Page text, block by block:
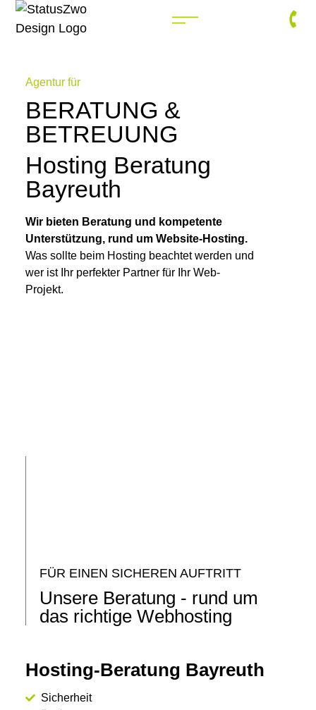
Agentur für
BERATUNG &
BETREUUNG
Hosting Beratung
Bayreuth
Wir bieten Beratung und kompetente
Unterstützung, rund um Website-Hosting.
Was sollte beim Hosting beachtet werden und
wer ist Ihr perfekter Partner für Ihr Web-
Projekt.
FÜR EINEN SICHEREN AUFTRITT
Unsere Beratung - rund um
das richtige Webhosting
Hosting-Beratung Bayreuth
Sicherheit